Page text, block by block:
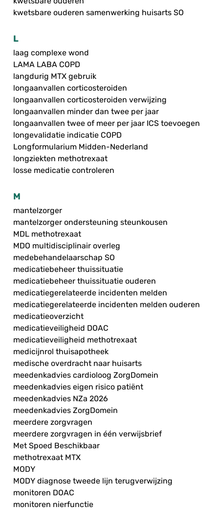
kwetsbare ouderen samenwerking huisarts SO
L
laag complexe wond
LAMA LABA COPD
langdurig MTX gebruik
longaanvallen corticosteroiden
longaanvallen corticosteroiden verwijzing
longaanvallen minder dan twee per jaar
longaanvallen twee of meer per jaar ICS toevoegen
longevalidatie indicatie COPD
Longformularium Midden-Nederland
longziekten methotrexaat
losse medicatie controleren
M
mantelzorger
mantelzorger ondersteuning steunkousen
MDL methotrexaat
MDO multidisciplinair overleg
medebehandelaarschap SO
medicatiebeheer thuissituatie
medicatiebeheer thuissituatie ouderen
medicatiegerelateerde incidenten melden
medicatiegerelateerde incidenten melden ouderen
medicatieoverzicht
medicatieveiligheid DOAC
medicatieveiligheid methotrexaat
medicijnrol thuisapotheek
medische overdracht naar huisarts
meedenkadvies cardioloog ZorgDomein
meedenkadvies eigen risico patiënt
meedenkadvies NZa 2026
meedenkadvies ZorgDomein
meerdere zorgvragen
meerdere zorgvragen in één verwijsbrief
Met Spoed Beschikbaar
methotrexaat MTX
MODY
MODY diagnose tweede lijn terugverwijzing
monitoren DOAC
monitoren nierfunctie